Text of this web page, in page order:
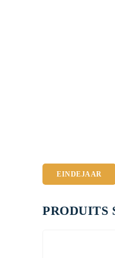
EINDEJAAR
PRODUITS